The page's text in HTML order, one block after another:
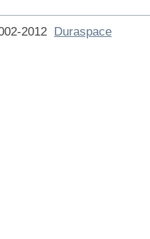
2012 Duraspace